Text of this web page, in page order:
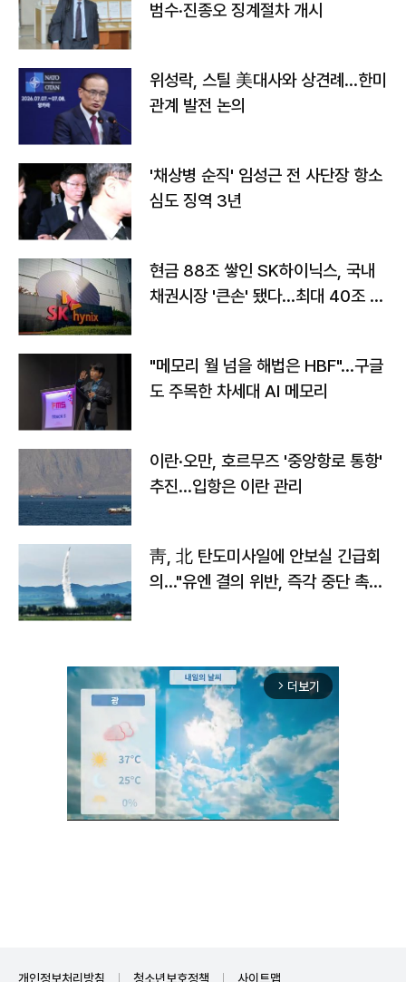
범수·진종오 징계절차 개시
위성락, 스틸 美대사와 상견례…한미
관계 발전 논의
'채상병 순직' 임성근 전 사단장 항소
심도 징역 3년
현금 88조 쌓인 SK하이닉스, 국내
채권시장 '큰손' 됐다…최대 40조 투
"메모리 월 넘을 해법은 HBF"…구글
도 주목한 차세대 AI 메모리
이란·오만, 호르무즈 '중앙항로 통항'
추진…입항은 이란 관리
靑, 北 탄도미사일에 안보실 긴급회
의…"유엔 결의 위반, 즉각 중단 촉
arrow_forward_ios 더보기
개인정보처리방침 청소년보호정책 사이트맵